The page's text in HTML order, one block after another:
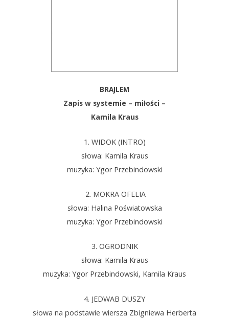
BRAJLEM
Zapis w systemie – miłości –
Kamila Kraus
1. WIDOK (INTRO)
słowa: Kamila Kraus
muzyka: Ygor Przebindowski
2. MOKRA OFELIA
słowa: Halina Poświatowska
muzyka: Ygor Przebindowski
3. OGRODNIK
słowa: Kamila Kraus
muzyka: Ygor Przebindowski, Kamila Kraus
4. JEDWAB DUSZY
słowa na podstawie wiersza Zbigniewa Herberta